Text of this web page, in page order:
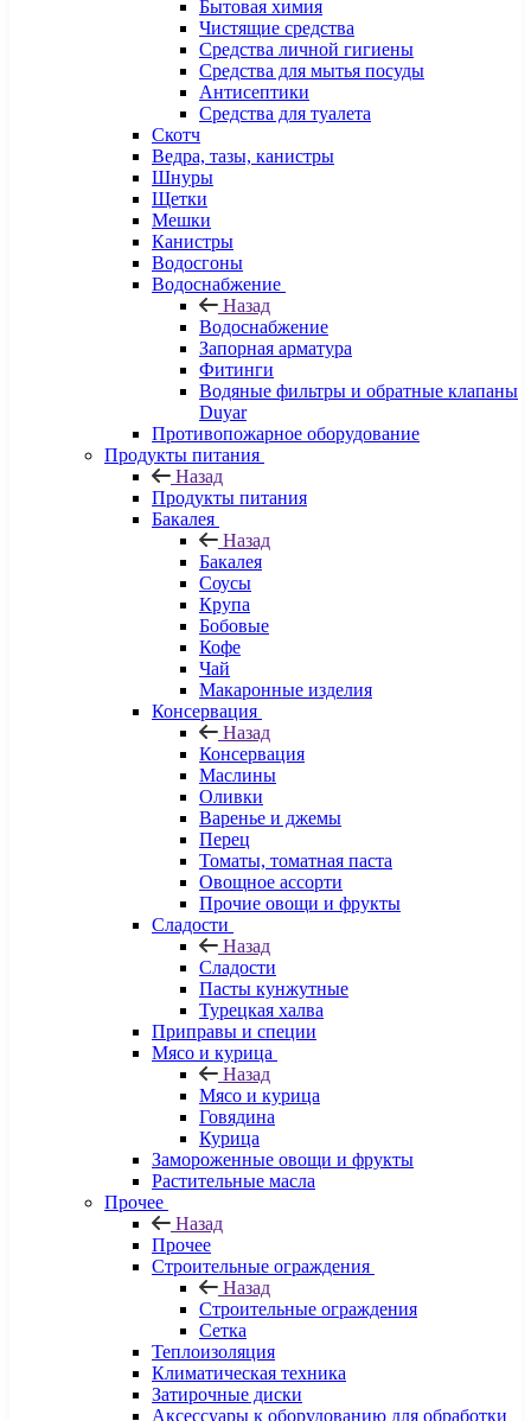
Бытовая химия
Чистящие средства
Средства личной гигиены
Средства для мытья посуды
Антисептики
Средства для туалета
Скотч
Ведра, тазы, канистры
Шнуры
Щетки
Мешки
Канистры
Водосгоны
Водоснабжение
Назад
Водоснабжение
Запорная арматура
Фитинги
Водяные фильтры и обратные клапаны
Duyar
Противопожарное оборудование
Продукты питания
Назад
Продукты питания
Бакалея
Назад
Бакалея
Соусы
Крупа
Бобовые
Кофе
Чай
Макаронные изделия
Консервация
Назад
Консервация
Маслины
Оливки
Варенье и джемы
Перец
Томаты, томатная паста
Овощное ассорти
Прочие овощи и фрукты
Сладости
Назад
Сладости
Пасты кунжутные
Турецкая халва
Приправы и специи
Мясо и курица
Назад
Мясо и курица
Говядина
Курица
Замороженные овощи и фрукты
Растительные масла
Прочее
Назад
Прочее
Строительные ограждения
Назад
Строительные ограждения
Сетка
Теплоизоляция
Климатическая техника
Затирочные диски
Аксессуары к оборудованию для обработки